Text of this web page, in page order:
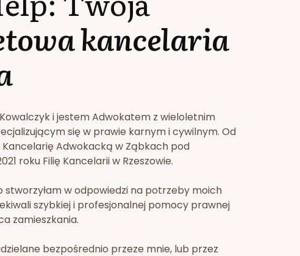
kancelaria
i jestem Adwokatem z wieloletnim
się w prawie karnym i cywilnym. Od
Kancelarię Adwokacką w Ząbkach pod
roku Filię Kancelarii w Rzeszowie.
stworzyłam w odpowiedzi na potrzeby moich
szybkiej i profesjonalnej pomocy prawnej
zamieszkania.
bezpośrednio przeze mnie, lub przez